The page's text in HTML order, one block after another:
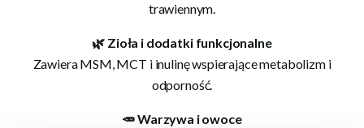
trawiennym.
🌿 Zioła i dodatki funkcjonalne
Zawiera MSM, MCT i inulinę wspierające metabolizm i
odporność.
🥕 Warzywa i owoce